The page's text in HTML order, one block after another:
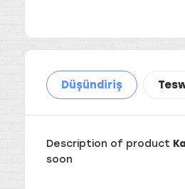
Düşündiriş
Description of product
soon